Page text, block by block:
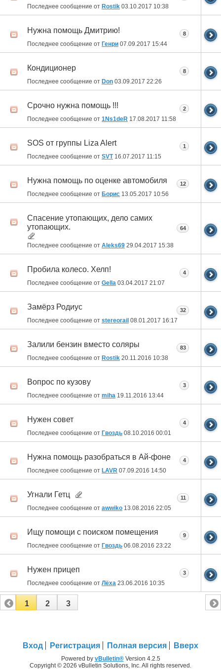
Последнее сообщение от Rostik 03.10.2017 10:38
Нужна помощь Дмитрию!
Последнее сообщение от Генри 07.09.2017 15:44
8
Кондиционер
Последнее сообщение от Don 03.09.2017 22:26
8
Срочно нужна помощь !!!
Последнее сообщение от 1Ns1deR 17.08.2017 11:58
2
SOS от группы Liza Alert
Последнее сообщение от SVT16.07.2017 11:15
1
Нужна помощь по оценке автомобиля
Последнее сообщение от Борис 13.05.2017 10:56
12
Спасение утопающих, дело самих
утопающих.
Последнее сообщение от Aleks69 29.04.2017 15:38
64
Пробила колесо. Хелп!
Последнее сообщение от Gella 03.04.2017 21:07
4
Замёрз Родиус
Последнее сообщение от stereorail 08.01.2017 16:17
32
Залили бензин вместо соляры
Последнее сообщение от Rostik 20.11.2016 10:38
83
Вопрос по кузову
Последнее сообщение от miha 19.11.2016 13:44
3
Нужен совет
Последнее сообщение от Гвоздь 08.10.2016 00:01
4
Нужна помощь разобраться в Ай-фоне
Последнее сообщение от LAVR 07.09.2016 14:50
4
Угнали Гетц
Последнее сообщение от awwiko 13.08.2016 22:05
11
Ищу помощи с поиском помещения
Последнее сообщение от Гвоздь 06.08.2016 23:22
9
Нужен прицеп
Последнее сообщение от Лёха 23.06.2016 10:35
3
1 2 3
Вход Регистрация Полная версия Вверх
Powered by vBulletin®Version 4.2.5
Copyright © 2026 vBulletin Solutions, Inc. All rights reserved.